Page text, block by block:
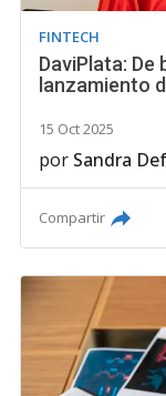
FINTECH
DaviPlata:
lanzamiento
15 Oct 2025
por Sandra
Compartir